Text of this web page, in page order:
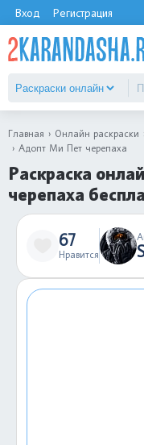
Вход Регистрация
Главная Онлайн раскраски
Адопт Ми Пет черепаха
Раскраска
черепаха
67
Нравится